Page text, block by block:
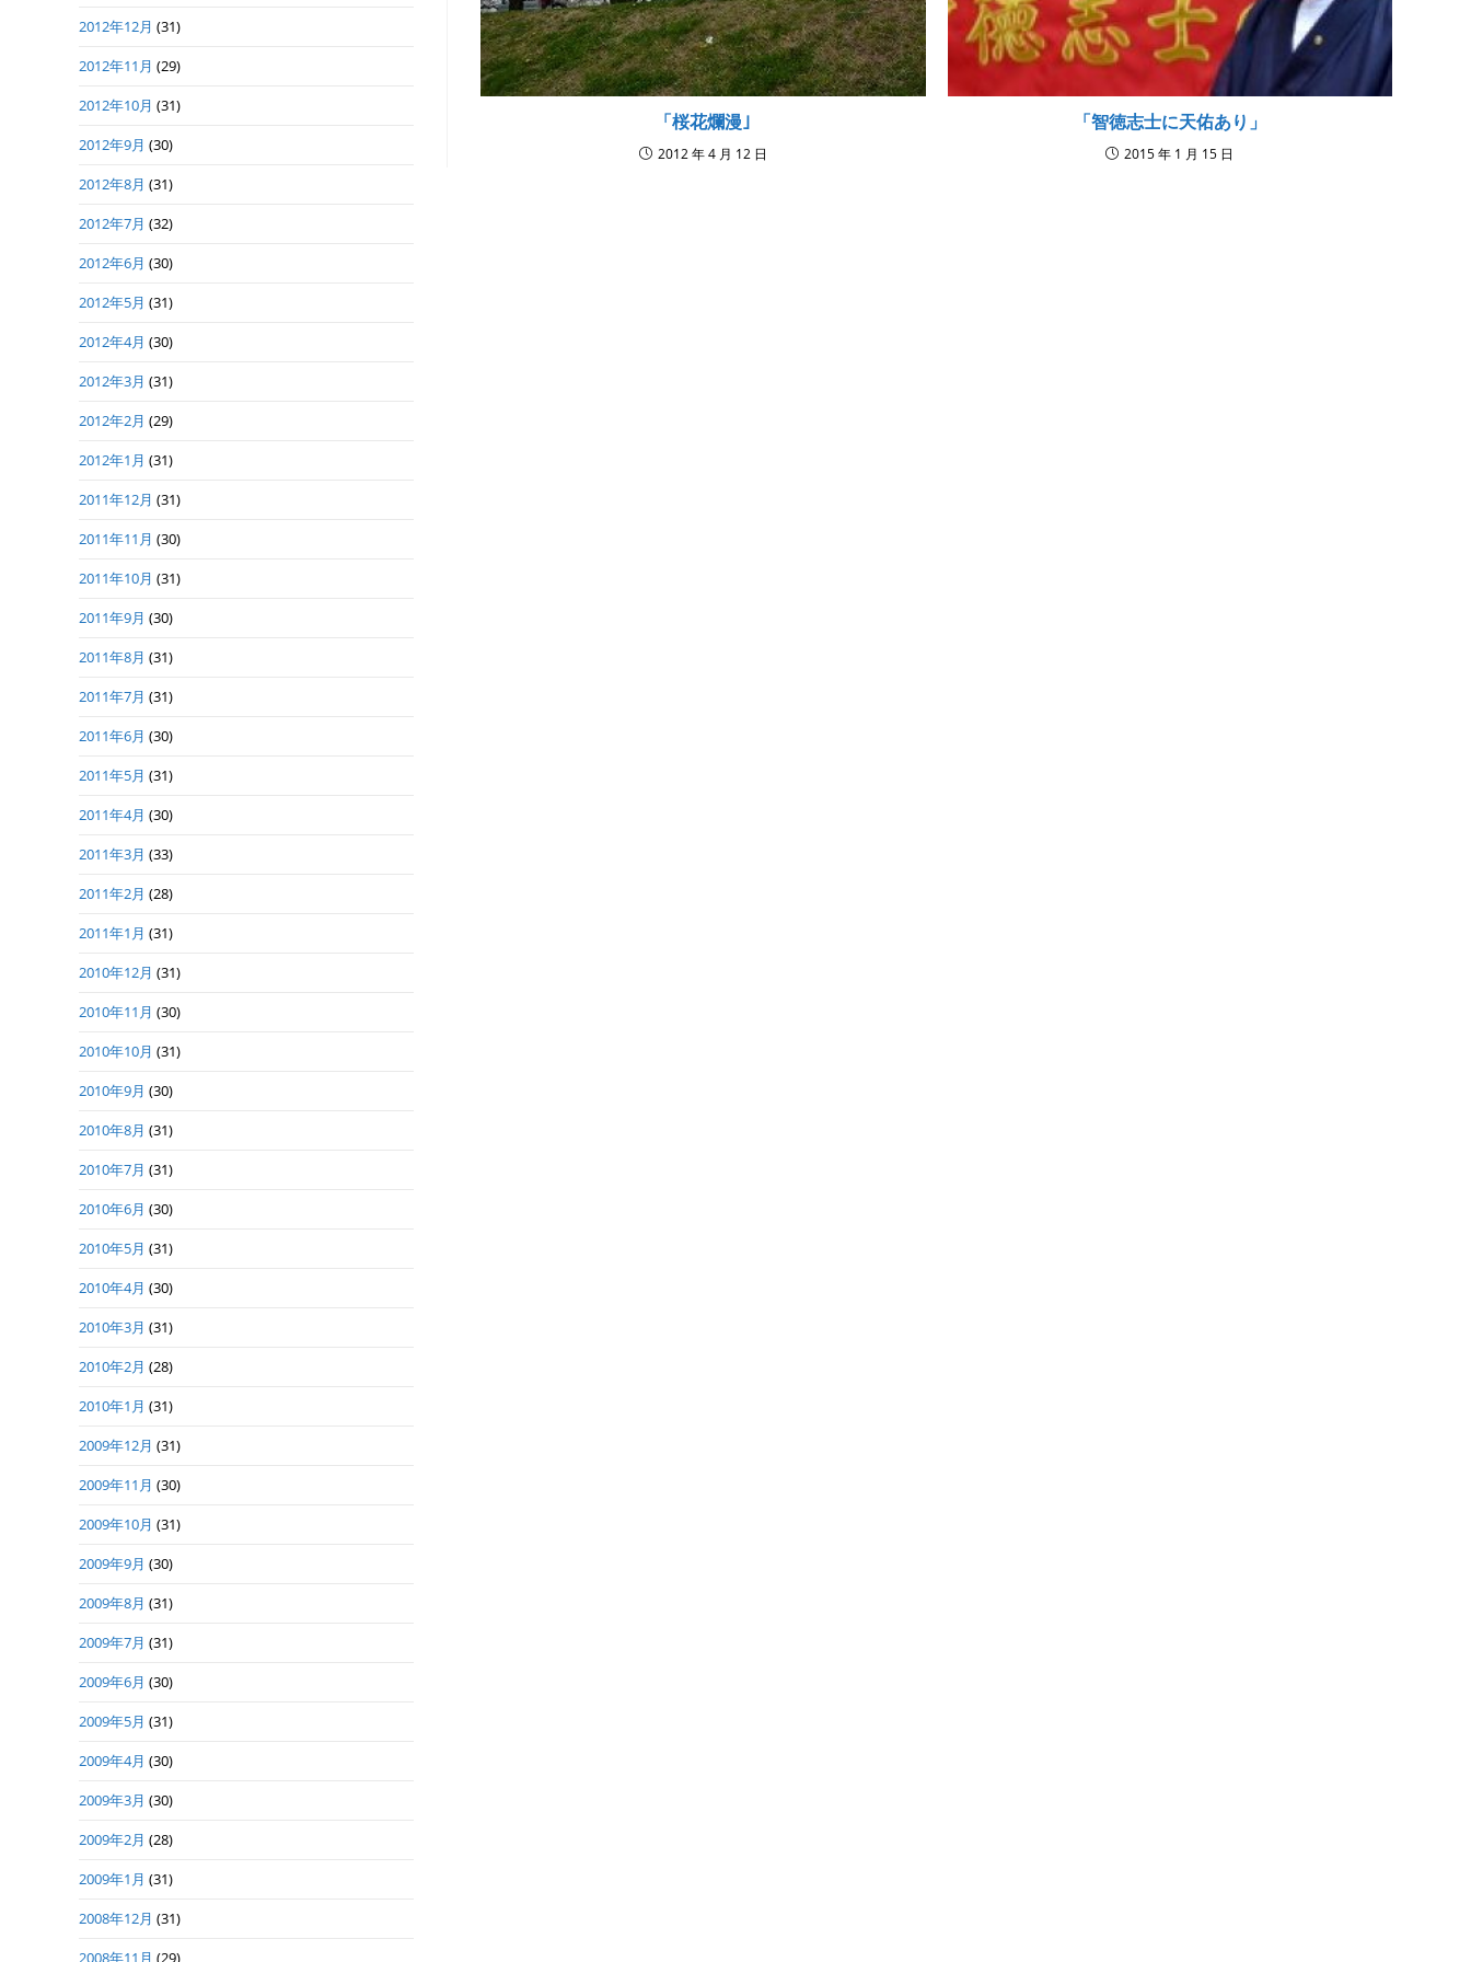
「桜花爛漫｣
2012 年 4 月 12 日
「智徳志士に天佑あり」
2015 年 1 月 15 日
2012年12月 (31)
2012年11月 (29)
2012年10月 (31)
2012年9月 (30)
2012年8月 (31)
2012年7月 (32)
2012年6月 (30)
2012年5月 (31)
2012年4月 (30)
2012年3月 (31)
2012年2月 (29)
2012年1月 (31)
2011年12月 (31)
2011年11月 (30)
2011年10月 (31)
2011年9月 (30)
2011年8月 (31)
2011年7月 (31)
2011年6月 (30)
2011年5月 (31)
2011年4月 (30)
2011年3月 (33)
2011年2月 (28)
2011年1月 (31)
2010年12月 (31)
2010年11月 (30)
2010年10月 (31)
2010年9月 (30)
2010年8月 (31)
2010年7月 (31)
2010年6月 (30)
2010年5月 (31)
2010年4月 (30)
2010年3月 (31)
2010年2月 (28)
2010年1月 (31)
2009年12月 (31)
2009年11月 (30)
2009年10月 (31)
2009年9月 (30)
2009年8月 (31)
2009年7月 (31)
2009年6月 (30)
2009年5月 (31)
2009年4月 (30)
2009年3月 (30)
2009年2月 (28)
2009年1月 (31)
2008年12月 (31)
2008年11月 (29)